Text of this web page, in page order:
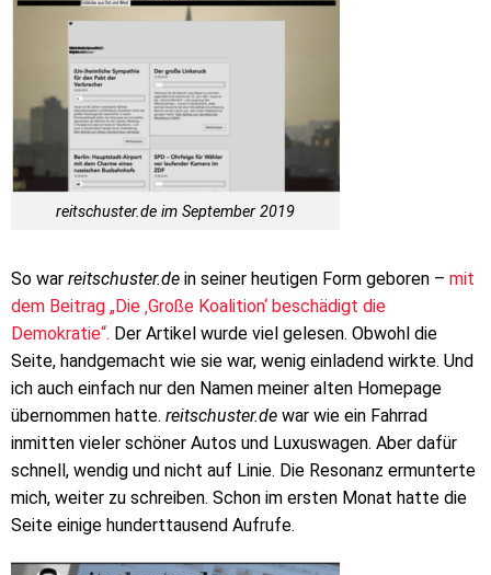
reitschuster.de im September 2019
So war reitschuster.de in seiner heutigen Form geboren – mit
dem Beitrag „Die ‚Große Koalition‘ beschädigt die
Demokratie“. Der Artikel wurde viel gelesen. Obwohl die
Seite, handgemacht wie sie war, wenig einladend wirkte. Und
ich auch einfach nur den Namen meiner alten Homepage
übernommen hatte. reitschuster.de war wie ein Fahrrad
inmitten vieler schöner Autos und Luxuswagen. Aber dafür
schnell, wendig und nicht auf Linie. Die Resonanz ermunterte
mich, weiter zu schreiben. Schon im ersten Monat hatte die
Seite einige hunderttausend Aufrufe.